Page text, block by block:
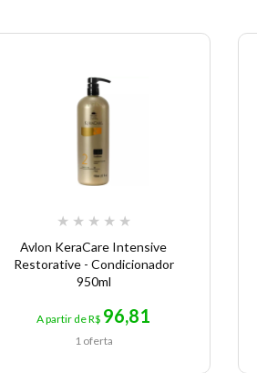
★ ★ ★ ★ ★
Avlon KeraCare Intensive
Restorative - Condicionador
950ml
A partir de R$ 96,81
1 oferta